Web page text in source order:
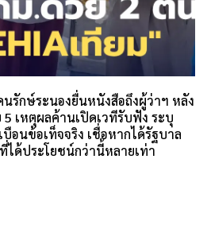
รักษ์ระนองยื่นหนังสือถึงผู้ว่าฯ หลัง
5 เหตุผลค้านเปิดเวทีรับฟัง ระบุ
อนข้อเท็จจริง เชื่อหากได้รัฐบาล
ด้ประโยชน์กว่านี้หลายเท่า